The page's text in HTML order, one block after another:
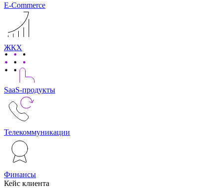
E-Commerce
ЖКХ
SaaS-продукты
Телекоммуникации
Финансы
Кейс клиента